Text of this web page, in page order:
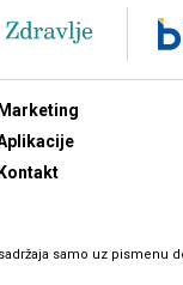
Marketing
Kontakt
samo uz pismenu